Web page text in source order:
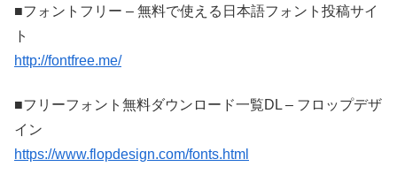
■フォントフリー – 無料で使える日本語フォント投稿サイ
ト
http://fontfree.me/
■フリーフォント無料ダウンロード一覧DL – フロップデザ
イン
https://www.flopdesign.com/fonts.html